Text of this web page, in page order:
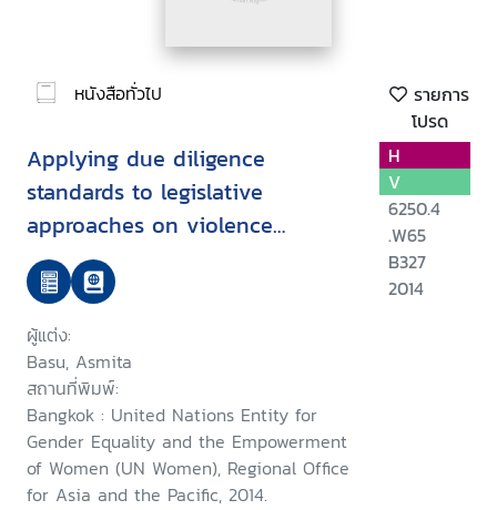
หนังสือทั่วไป
รายการ
โปรด
Applying due diligence
standards to legislative
approaches on violence
against women : outcome
document, Regional Expert
Group Meeting
ผู้แต่ง:
Basu, Asmita
สถานที่พิมพ์:
Bangkok : United Nations Entity for
Gender Equality and the Empowerment
of Women (UN Women), Regional Office
for Asia and the Pacific, 2014.
H
V
6250.4
.W65
B327
2014